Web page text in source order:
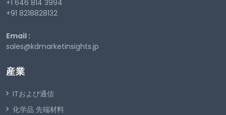
+1 646 814 3994
+91 8218828132
Email :
sales@kdmarketinsights.jp
産業
ITおよび通信
化学品 先端材料